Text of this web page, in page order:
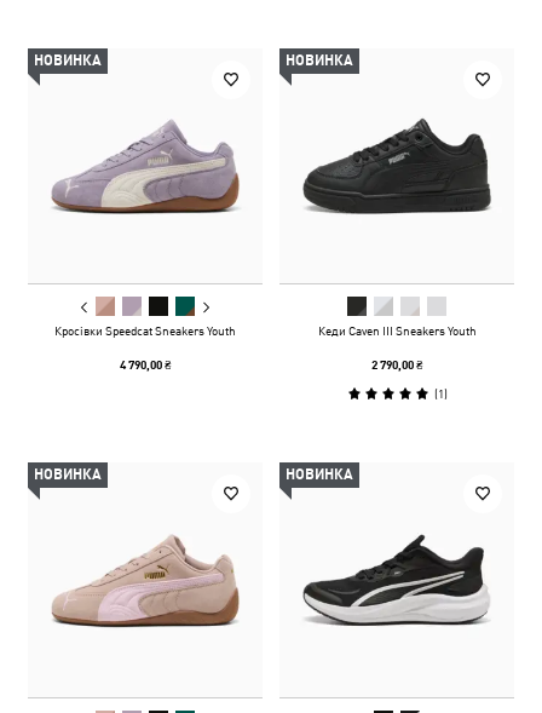
НОВИНКА
Кросівки Speedcat Sneakers Youth
4 790,00 ₴
НОВИНКА
Кеди Caven III Sneakers Youth
2 790,00 ₴
(1)
НОВИНКА НОВИНКА